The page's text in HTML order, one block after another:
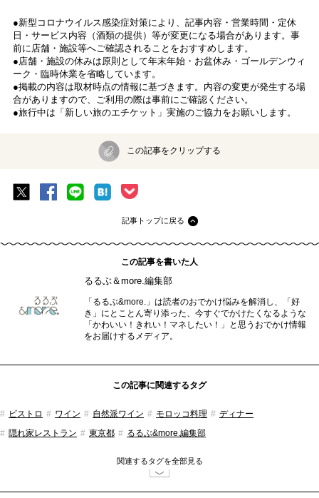
●新型コロナウイルス感染症対策により、記事内容・営業時間・定休
日・サービス内容（酒類の提供）等が変更になる場合があります。事
前に店舗・施設等へご確認されることをおすすめします。
●店舗・施設の休みは原則として年末年始・お盆休み・ゴールデンウィ
ーク・臨時休業を省略しています。
●掲載の内容は取材時点の情報に基づきます。内容の変更が発生する場
合がありますので、ご利用の際は事前にご確認ください。
●旅行中は「新しい旅のエチケット」実施のご協力をお願いします。
この記事をクリップする
記事トップに戻る
この記事を書いた人
るるぶ＆more.編集部
「るるぶ&more.」は読者のおでかけ悩みを解消し、「好
き」にとことん寄り添った、今すぐでかけたくなるような
「かわいい！きれい！マネしたい！」と思うおでかけ情報
をお届けするメディア。
この記事に関連するタグ
ビストロ ワイン 自然派ワイン モロッコ料理
ディナー
隠れ家レストラン
東京都 るるぶ&more.編集部
関連するタグを全部見る